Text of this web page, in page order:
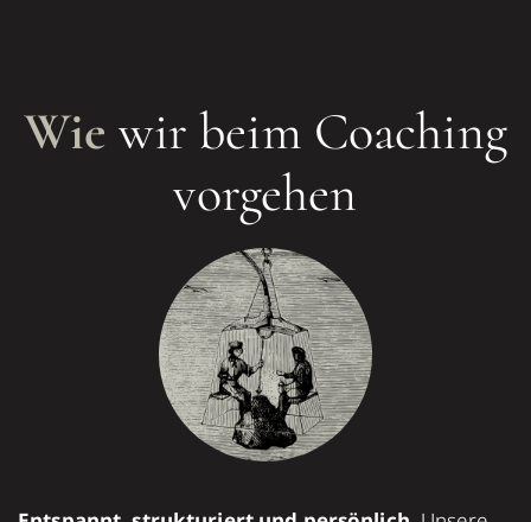
Wie wir beim Coaching
vorgehen